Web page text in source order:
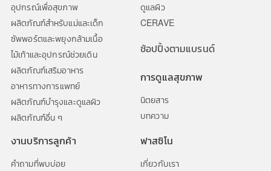
อุปกรณ์เพื่อสุขภาพ
ผลิตภัณฑ์สำหรับแม่และเด็ก
ซัพพอร์ตและพยุงกล้ามเนื้อ
ไม้เท้าและอุปกรณ์ช่วยเดิน
ผลิตภัณฑ์เสริมอาหาร
อาหารทางการแพทย์
ผลิตภัณฑ์บำรุงและดูแลผิว
ผลิตภัณฑ์อื่น ๆ
ดูแลผิว
CERAVE
ช้อปปิ้งตามแบรนด์
การดูแลสุขภาพ
นิตยสาร
บทความ
งานบริการลูกค้า
คำถามที่พบบ่อย
ฟาสซิโน
เกี่ยวกับเรา